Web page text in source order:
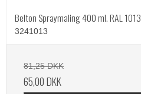
Belton Spraymaling 400 ml. RAL 1013
3241013
81,25 DKK
65,00 DKK